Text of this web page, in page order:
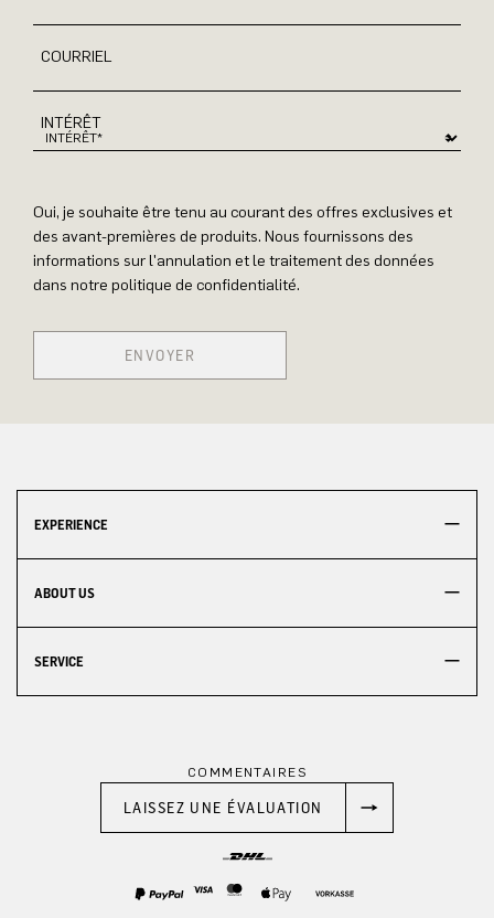
COURRIEL
INTÉRÊT
Oui, je souhaite être tenu au courant des offres exclusives et
des avant-premières de produits. Nous fournissons des
informations sur l'annulation et le traitement des données
dans notre politique de confidentialité.
ENVOYER
EXPERIENCE
ABOUT US
SERVICE
COMMENTAIRES
LAISSEZ UNE ÉVALUATION